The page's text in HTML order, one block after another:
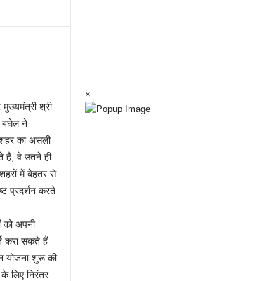
श्री
बघेल ने
शहर का असली
हैं, वे उतने ही
में बेहतर से
प्रदर्शन करते
को अपनी
करा सकते हैं
योजना शुरू की
लिए निरंतर
×